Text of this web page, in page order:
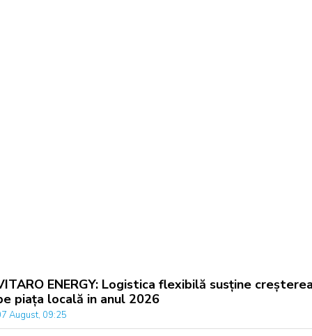
ENERGY: Logistica flexibilă susține
piața locală in anul 2026
August, 09:25